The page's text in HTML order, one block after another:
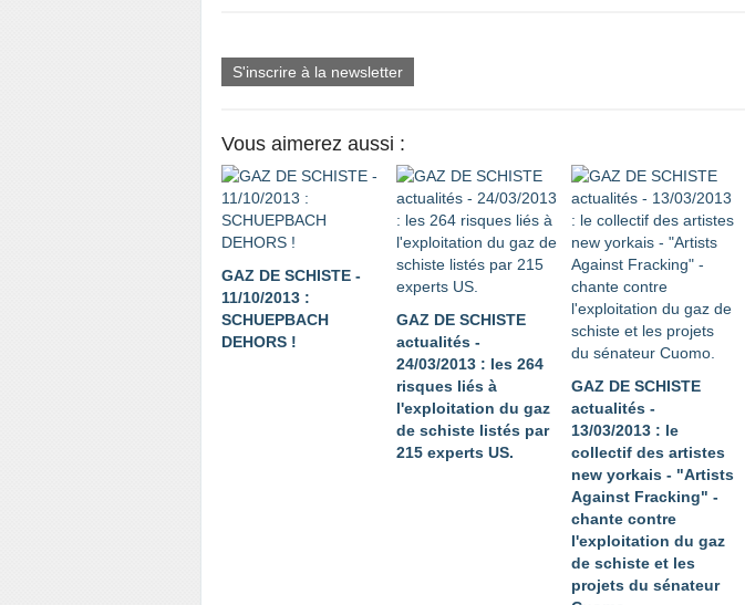
S'inscrire à la newsletter
Vous aimerez aussi :
GAZ DE SCHISTE -
11/10/2013 :
SCHUEPBACH
DEHORS !
GAZ DE SCHISTE
actualités -
24/03/2013 : les 264
risques liés à
l'exploitation du gaz
de schiste listés par
215 experts US.
GAZ DE SCHISTE
actualités -
13/03/2013 : le
collectif des artistes
new yorkais - "Artists
Against Fracking" -
chante contre
l'exploitation du gaz
de schiste et les
projets du sénateur